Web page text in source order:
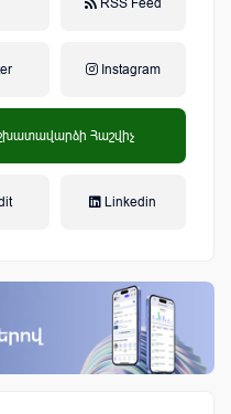
RSS Feed
Instagram
Հաշվիչ
Linkedin